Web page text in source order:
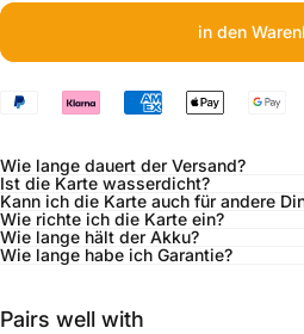
Anzahl
in den
Wie lange dauert der Versand?
Ist die Karte wasserdicht?
Kann ich die Karte auch für andere
Wie richte ich die Karte ein?
Wie lange hält der Akku?
Wie lange habe ich Garantie?
Pairs well with